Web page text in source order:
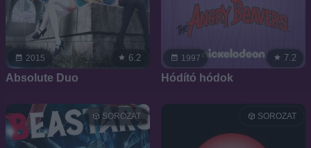
2015 6.2
Absolute Duo
1997 7.2
Hódító hódok
SOROZAT SOROZAT